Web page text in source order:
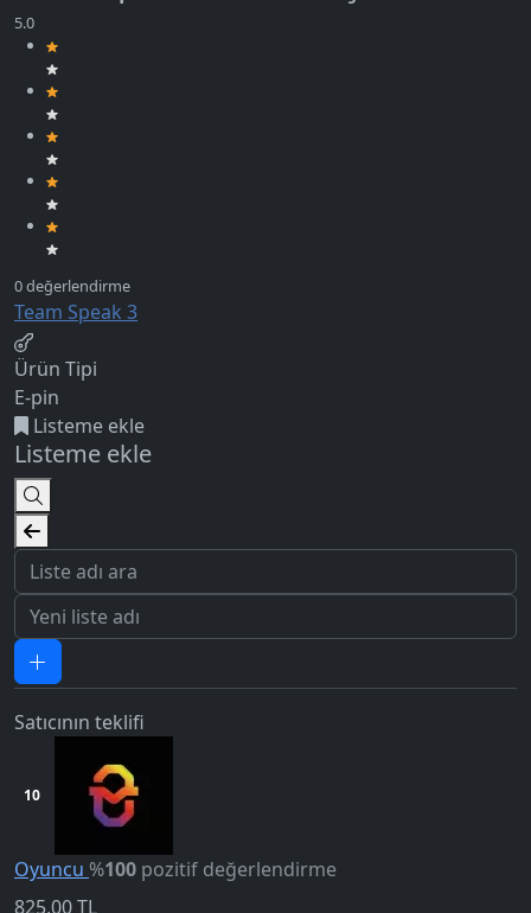
Team Speak 3
Ürün Tipi
E-pin
Listeme ekle
Listeme ekle
Satıcının teklifi
10
Oyuncu %100 pozitif değerlendirme
825,00TL